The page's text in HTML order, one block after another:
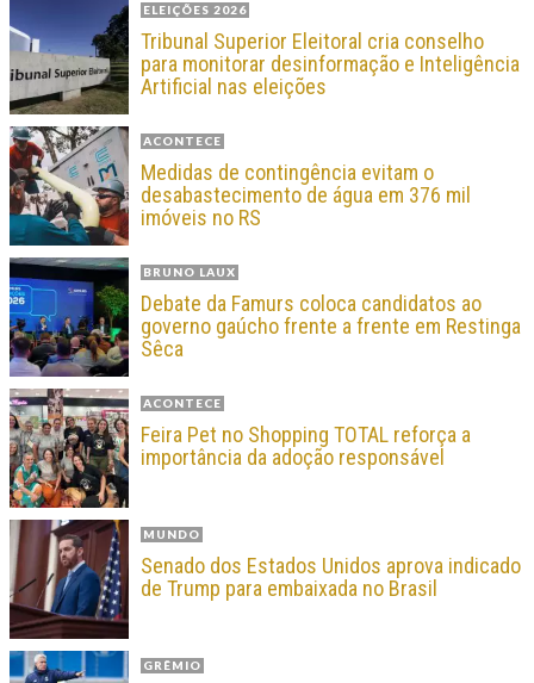
ELEIÇÕES 2026
Tribunal Superior Eleitoral cria conselho
para monitorar desinformação e Inteligência
Artificial nas eleições
ACONTECE
Medidas de contingência evitam o
desabastecimento de água em 376 mil
imóveis no RS
BRUNO LAUX
Debate da Famurs coloca candidatos ao
governo gaúcho frente a frente em Restinga
Sêca
ACONTECE
Feira Pet no Shopping TOTAL reforça a
importância da adoção responsável
MUNDO
Senado dos Estados Unidos aprova indicado
de Trump para embaixada no Brasil
GRÊMIO